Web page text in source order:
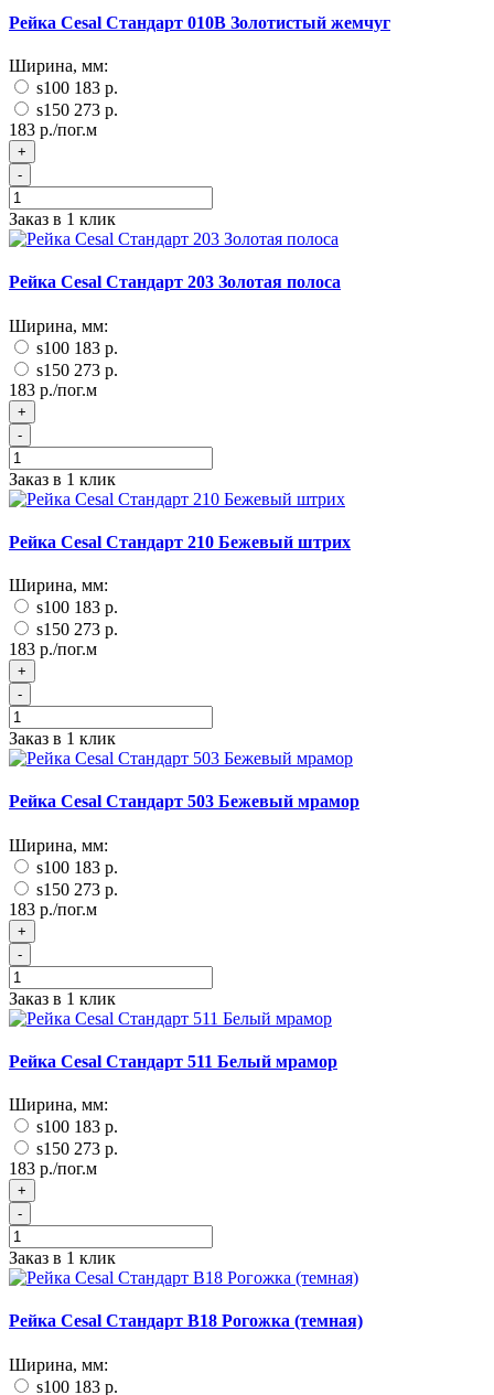
Рейка Cesal Стандарт 010В Золотистый жемчуг
Ширина, мм:
s100 183 р.
s150 273 р.
183 р./пог.м
+
-
Заказ в 1 клик
Рейка Cesal Стандарт 203 Золотая полоса
Ширина, мм:
s100 183 р.
s150 273 р.
183 р./пог.м
+
-
Заказ в 1 клик
Рейка Cesal Стандарт 210 Бежевый штрих
Ширина, мм:
s100 183 р.
s150 273 р.
183 р./пог.м
+
-
Заказ в 1 клик
Рейка Cesal Стандарт 503 Бежевый мрамор
Ширина, мм:
s100 183 р.
s150 273 р.
183 р./пог.м
+
-
Заказ в 1 клик
Рейка Cesal Стандарт 511 Белый мрамор
Ширина, мм:
s100 183 р.
s150 273 р.
183 р./пог.м
+
-
Заказ в 1 клик
Рейка Cesal Стандарт B18 Рогожка (темная)
Ширина, мм:
s100 183 р.